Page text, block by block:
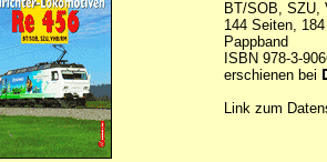
BT/SOB, SZU,
144 Seiten,
Pappband
ISBN 978-3-
erschienen bei
Link zum